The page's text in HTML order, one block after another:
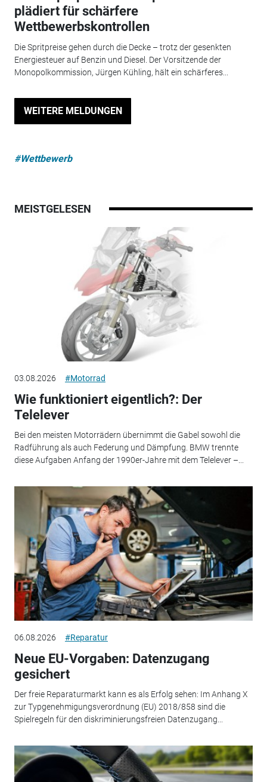
plädiert für schärfere
Wettbewerbskontrollen
Die Spritpreise gehen durch die Decke – trotz der gesenkten
Energiesteuer auf Benzin und Diesel. Der Vorsitzende der
Monopolkommission, Jürgen Kühling, hält ein schärferes...
WEITERE MELDUNGEN
#Wettbewerb
MEISTGELESEN
03.08.2026 #Motorrad
Wie funktioniert eigentlich?: Der
Telelever
Bei den meisten Motorrädern übernimmt die Gabel sowohl die
Radführung als auch Federung und Dämpfung. BMW trennte
diese Aufgaben Anfang der 1990er-Jahre mit dem Telelever –...
06.08.2026 #Reparatur
Neue EU-Vorgaben: Datenzugang
gesichert
Der freie Reparaturmarkt kann es als Erfolg sehen: Im Anhang X
zur Typgenehmigungsverordnung (EU) 2018/858 sind die
Spielregeln für den diskriminierungsfreien Datenzugang...